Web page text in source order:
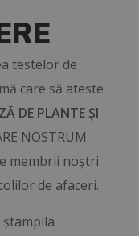
testelor de
care să ateste
DE PLANTE ȘI
NOSTRUM
membrii noștri
de afaceri.
ștampila